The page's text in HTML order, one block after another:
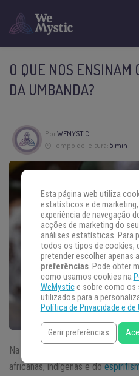
O QUE NOS ENSINAM
DA UMBANDA?
PorWEMYSTIC
Tempo de leitura: 5 min
Na
africanas, indígenas e do
Esta página web utiliza
estatísticos e de marketing,
experiência de navegação
acções de marketing do
análises estatísticas. Para
todos os tipos de cookies,
pretender escolher apenas
preferências. Pode obter
como usamos cookies na
WeMystice sobre como os
utilizados para a
Política de Privacidade e de
Gerir preferências